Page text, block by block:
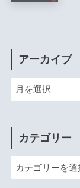
アーカイブ
カテゴリー